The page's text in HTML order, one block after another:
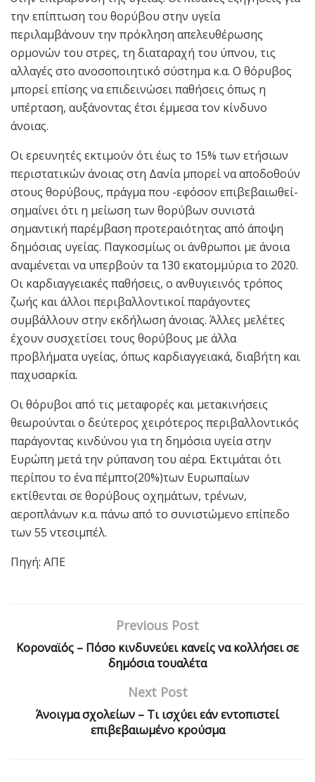
την επίπτωση του θορύβου στην υγεία
περιλαμβάνουν την πρόκληση απελευθέρωσης
ορμονών του στρες, τη διαταραχή του ύπνου, τις
αλλαγές στο ανοσοποιητικό σύστημα κ.α. Ο θόρυβος
μπορεί επίσης να επιδεινώσει παθήσεις όπως η
υπέρταση, αυξάνοντας έτσι έμμεσα τον κίνδυνο
άνοιας.
Οι ερευνητές εκτιμούν ότι έως το 15% των ετήσιων
περιστατικών άνοιας στη Δανία μπορεί να αποδοθούν
στους θορύβους, πράγμα που -εφόσον επιβεβαιωθεί-
σημαίνει ότι η μείωση των θορύβων συνιστά
σημαντική παρέμβαση προτεραιότητας από άποψη
δημόσιας υγείας. Παγκοσμίως οι άνθρωποι με άνοια
αναμένεται να υπερβούν τα 130 εκατομμύρια το 2020.
Οι καρδιαγγειακές παθήσεις, ο ανθυγιεινός τρόπος
ζωής και άλλοι περιβαλλοντικοί παράγοντες
συμβάλλουν στην εκδήλωση άνοιας. Άλλες μελέτες
έχουν συσχετίσει τους θορύβους με άλλα
προβλήματα υγείας, όπως καρδιαγγειακά, διαβήτη και
παχυσαρκία.
Οι θόρυβοι από τις μεταφορές και μετακινήσεις
θεωρούνται ο δεύτερος χειρότερος περιβαλλοντικός
παράγοντας κινδύνου για τη δημόσια υγεία στην
Ευρώπη μετά την ρύπανση του αέρα. Εκτιμάται ότι
περίπου το ένα πέμπτο(20%)των Ευρωπαίων
εκτίθενται σε θορύβους οχημάτων, τρένων,
αεροπλάνων κ.α. πάνω από το συνιστώμενο επίπεδο
των 55 ντεσιμπέλ.
Πηγή: ΑΠΕ
Previous Post
Κοροναϊός – Πόσο κινδυνεύει κανείς να κολλήσει σε
δημόσια τουαλέτα
Next Post
Άνοιγμα σχολείων – Τι ισχύει εάν εντοπιστεί
επιβεβαιωμένο κρούσμα